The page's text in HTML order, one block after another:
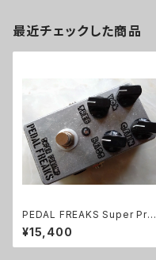
最近チェックした商品
PEDAL FREAKS Super Prea
mp 完成品
¥15,400